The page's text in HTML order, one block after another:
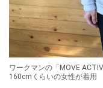
ワークマンの「MOVE
160cmくらいの女性が着用